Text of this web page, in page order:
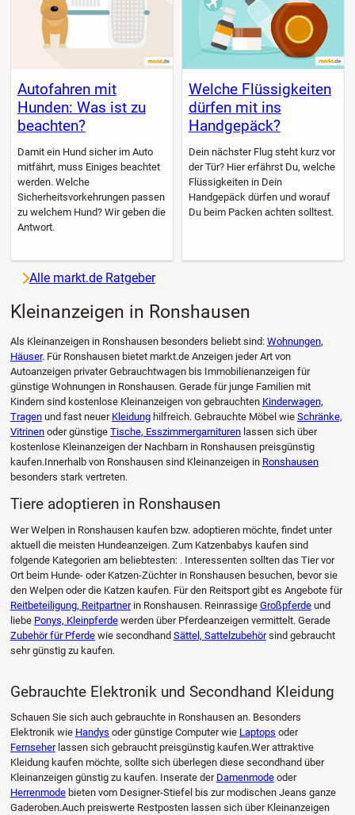
Autofahren mit
Hunden: Was ist zu
beachten?
Damit ein Hund sicher im Auto
mitfährt, muss Einiges beachtet
werden. Welche
Sicherheitsvorkehrungen passen
zu welchem Hund? Wir geben die
Antwort.
Welche Flüssigkeiten
dürfen mit ins
Handgepäck?
Dein nächster Flug steht kurz vor
der Tür? Hier erfährst Du, welche
Flüssigkeiten in Dein
Handgepäck dürfen und worauf
Du beim Packen achten solltest.
Alle markt.de Ratgeber
Kleinanzeigen in Ronshausen
Als Kleinanzeigen in Ronshausen besonders beliebt sind: Wohnungen,
Häuser. Für Ronshausen bietet markt.de Anzeigen jeder Art von
Autoanzeigen privater Gebrauchtwagen bis Immobilienanzeigen für
günstige Wohnungen in Ronshausen. Gerade für junge Familien mit
Kindern sind kostenlose Kleinanzeigen von gebrauchten Kinderwagen,
Tragenund fast neuer Kleidunghilfreich. Gebrauchte Möbel wie Schränke,
Vitrinenoder günstige Tische, Esszimmergarniturenlassen sich über
kostenlose Kleinanzeigen der Nachbarn in Ronshausen preisgünstig
kaufen.Innerhalb von Ronshausen sind Kleinanzeigen in Ronshausen
besonders stark vertreten.
Tiere adoptieren in Ronshausen
Wer Welpen in Ronshausen kaufen bzw. adoptieren möchte, findet unter
aktuell die meisten Hundeanzeigen. Zum Katzenbabys kaufen sind
folgende Kategorien am beliebtesten: . Interessenten sollten das Tier vor
Ort beim Hunde- oder Katzen-Züchter in Ronshausen besuchen, bevor sie
den Welpen oder die Katzen kaufen. Für den Reitsport gibt es Angebote für
Reitbeteiligung, Reitpartnerin Ronshausen. Reinrassige Großpferdeund
liebe Ponys, Kleinpferdewerden über Pferdeanzeigen vermittelt. Gerade
Zubehör für Pferdewie secondhand Sättel, Sattelzubehörsind gebraucht
sehr günstig zu kaufen.
Gebrauchte Elektronik und Secondhand Kleidung
Schauen Sie sich auch gebrauchte in Ronshausen an. Besonders
Elektronik wie Handys oder günstige Computer wie Laptops oder
Fernseherlassen sich gebraucht preisgünstig kaufen.Wer attraktive
Kleidung kaufen möchte, sollte sich überlegen diese secondhand über
Kleinanzeigen günstig zu kaufen. Inserate der Damenmodeoder
Herrenmodebieten vom Designer-Stiefel bis zur modischen Jeans ganze
Gaderoben.Auch preiswerte Restposten lassen sich über Kleinanzeigen